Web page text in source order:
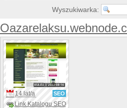
Wyszukiwarka:
14 lat/a SEO
Link Katalogu SEO